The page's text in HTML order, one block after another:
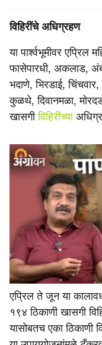
विहिरींचे अधिग्रहण
या पार्श्वभूमीवर
फासेपारधी, अकलाड,
भदाणे, भिरडाई,
कुळथे, दिवानमळा,
खासगीविहिरींच्या
एप्रिल ते जून या
१९४ ठिकाणी खासगी
यासोबतच एका ठिकाणी